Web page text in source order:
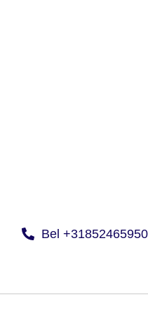
Bel +31852465950